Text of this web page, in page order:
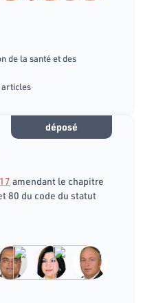
de la santé et des
articles
déposé
amendant le chapitre
80 du code du statut